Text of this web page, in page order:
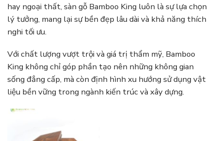
hay ngoại thất, sàn gỗ Bamboo King luôn là sự lựa chọn
lý tưởng, mang lại sự bền đẹp lâu dài và khả năng thích
nghi tối ưu.
Với chất lượng vượt trội và giá trị thẩm mỹ, Bamboo
King không chỉ góp phần tạo nên những không gian
sống đẳng cấp, mà còn định hình xu hướng sử dụng vật
liệu bền vững trong ngành kiến trúc và xây dựng.